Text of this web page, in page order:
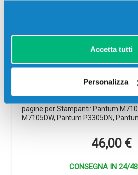
Accetta tutti
Personalizza
Tamburo compatibile
Compatibile Nero
pagine per Stampanti: Pantum
M7105DW, Pantum P3305DN,
46,00 €
CONSEGNA IN 24/48